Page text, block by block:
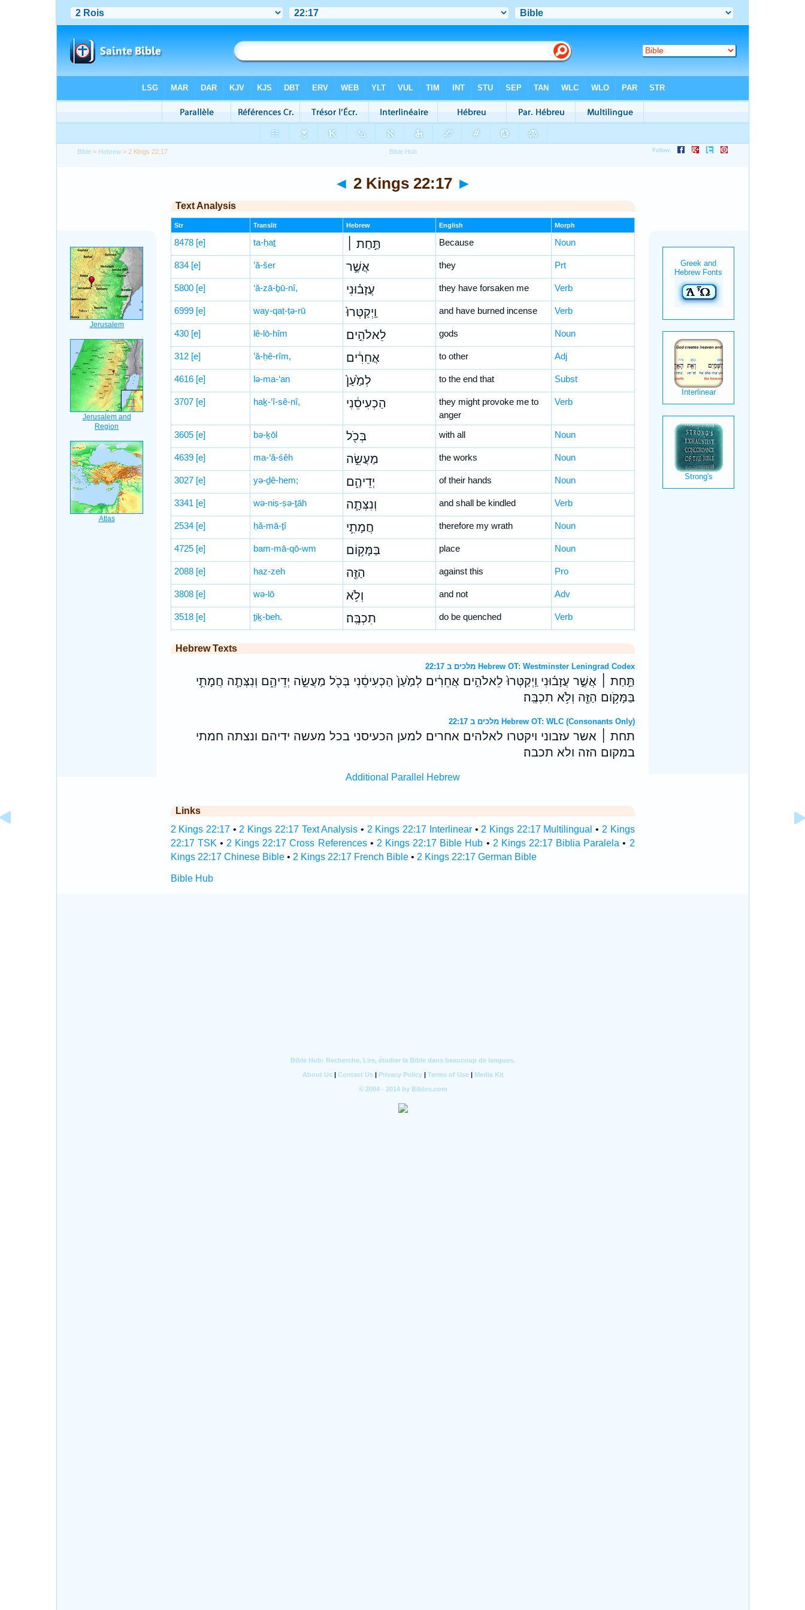
Bible > Hebrew > 2 Kings 22:17
◄ 2 Kings 22:17 ►
Text Analysis
Str Translit Hebrew English Morph
8478 [e] ta-ḥaṯ תַּ֣חַת ׀ Because Noun
834 [e] ’ă-šer אֲשֶׁ֣ר they Prt
5800 [e] ‘ă-zā-ḇū-nî, עֲזָב֗וּנִי they have forsaken me Verb
6999 [e] way-qaṭ-ṭə-rū וַֽיְקַטְּרוּ֙ and have burned incense Verb
430 [e] lê-lō-hîm לֵאלֹהִ֣ים gods Noun
312 [e] ’ă-ḥê-rîm, אֲחֵרִ֔ים to other Adj
4616 [e] lə-ma-‘an לְמַ֙עַן֙ to the end that Subst
3707 [e] haḵ-‘î-sê-nî, הַכְעִיסֵ֔נִי
they might provoke me to
anger
Verb
3605 [e] bə-ḵōl בְּכֹ֖ל with all Noun
4639 [e] ma-‘ă-śêh מַעֲשֵׂ֣ה the works Noun
3027 [e] yə-ḏê-hem; יְדֵיהֶ֑ם of their hands Noun
3341 [e] wə-niṣ-ṣə-ṯāh וְנִצְּתָ֧ה and shall be kindled Verb
2534 [e] ḥă-mā-ṯî חֲמָתִ֛י therefore my wrath Noun
4725 [e] bam-mā-qō-wm בַּמָּק֥וֹם place Noun
2088 [e] haz-zeh הַזֶּ֖ה against this Pro
3808 [e] wə-lō וְלֹ֥א and not Adv
3518 [e] ṯiḵ-beh. תִכְבֶּֽה׃ do be quenched Verb
Hebrew Texts
מלכים ב 22:17 Hebrew OT: Westminster Leningrad Codex
תַּ֣חַת ׀ אֲשֶׁ֣ר עֲזָב֗וּנִי וַֽיְקַטְּרוּ֙ לֵאלֹהִ֣ים אֲחֵרִ֔ים לְמַ֙עַן֙ הַכְעִיסֵ֔נִי בְּכֹ֖ל מַעֲשֵׂ֣ה יְדֵיהֶ֑ם וְנִצְּתָ֧ה חֲמָתִ֛י
בַּמָּקֹ֥ום הַזֶּ֖ה וְלֹ֥א תִכְבֶּֽה׃
מלכים ב 22:17 Hebrew OT: WLC (Consonants Only)
תחת ׀ אשר עזבוני ויקטרו לאלהים אחרים למען הכעיסני בכל מעשה ידיהם ונצתה חמתי
במקום הזה ולא תכבה׃
Additional Parallel Hebrew
Links
2 Kings 22:17• 2 Kings 22:17 Text Analysis • 2 Kings 22:17 Interlinear• 2 Kings 22:17 Multilingual • 2 Kings
22:17 TSK • 2 Kings 22:17 Cross References• 2 Kings 22:17 Bible Hub • 2 Kings 22:17 Biblia Paralela • 2
Kings 22:17 Chinese Bible• 2 Kings 22:17 French Bible• 2 Kings 22:17 German Bible
Bible Hub